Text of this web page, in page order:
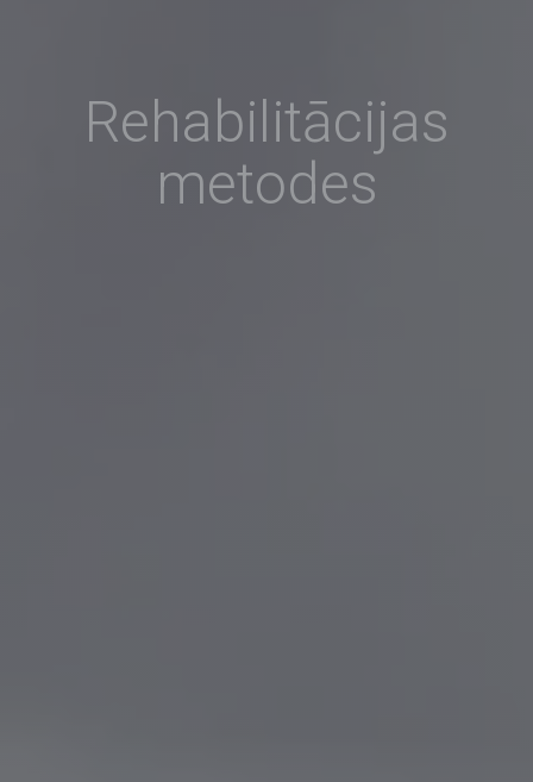
Rehabilitācijas
metodes